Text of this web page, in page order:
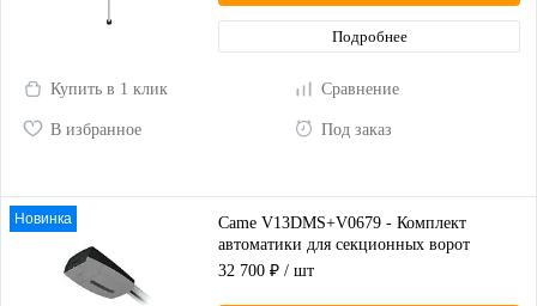
Подробнее
Купить в 1 клик Сравнение
В избранное Под заказ
Новинка
Came V13DMS+V0679 - Комплект
автоматики для секционных ворот
высотой до 2,25 м
32 700 ₽ / шт